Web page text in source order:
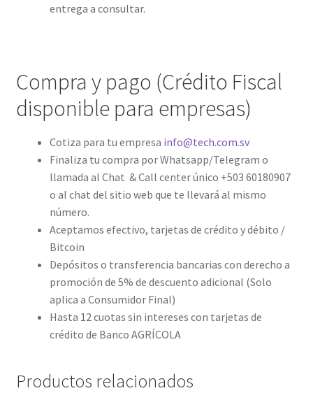
entrega a consultar.
Compra y pago (Crédito Fiscal
disponible para empresas)
Cotiza para tu empresa info@tech.com.sv
Finaliza tu compra por Whatsapp/Telegram o
llamada al Chat & Call center único +503 60180907
o al chat del sitio web que te llevará al mismo
número.
Aceptamos efectivo, tarjetas de crédito y débito /
Bitcoin
Depósitos o transferencia bancarias con derecho a
promoción de 5% de descuento adicional (Solo
aplica a Consumidor Final)
Hasta 12 cuotas sin intereses con tarjetas de
crédito de Banco AGRÍCOLA
Productos relacionados